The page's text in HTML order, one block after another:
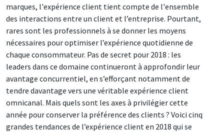
marques, l'expérience client tient compte de l'ensemble
des interactions entre un client et l’entreprise. Pourtant,
rares sont les professionnels à se donner les moyens
nécessaires pour optimiser l’expérience quotidienne de
chaque consommateur. Pas de secret pour 2018 : les
leaders dans ce domaine continueront à approfondir leur
avantage concurrentiel, en s’efforçant notamment de
tendre davantage vers une véritable expérience client
omnicanal. Mais quels sont les axes à privilégier cette
année pour conserver la préférence des clients ? Voici cinq
grandes tendances de l’expérience client en 2018 qui se